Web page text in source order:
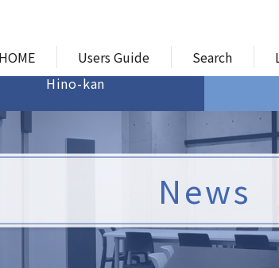
HOME Users Guide Search
Hino-kan
News